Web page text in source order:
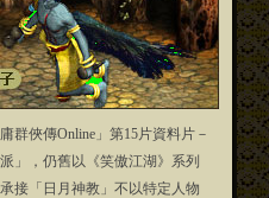
俠傳Online」第15片資料片－
派」，仍舊以《笑傲江湖》系列
接「日月神教」不以特定人物